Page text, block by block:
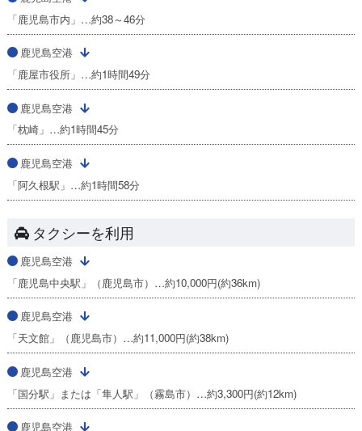
「鹿児島市内」…約38～46分
鹿児島空港
「鹿屋市役所」…約1時間49分
鹿児島空港
「枕崎」…約1時間45分
鹿児島空港
「阿久根駅」…約1時間58分
タクシーを利用
鹿児島空港
「鹿児島中央駅」（鹿児島市）…約10,000円(約36km)
鹿児島空港
「天文館」（鹿児島市）…約11,000円(約38km)
鹿児島空港
「国分駅」または「隼人駅」（霧島市）…約3,300円(約12km)
鹿児島空港